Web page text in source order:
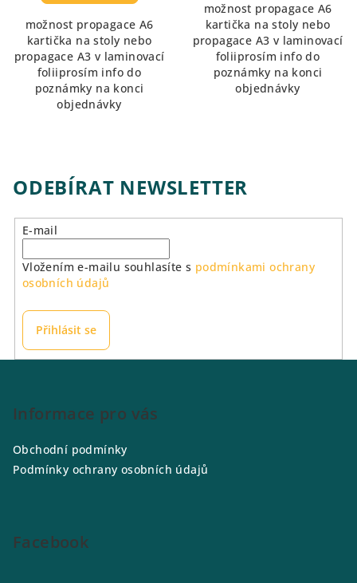
možnost propagace A6
kartička na stoly nebo
propagace A3 v laminovací
foliiprosím info do
poznámky na konci
objednávky
z
5
hvězdiček.
možnost propagace A6
kartička na stoly nebo
propagace A3 v laminovací
foliiprosím info do
poznámky na konci
objednávky
ODEBÍRAT NEWSLETTER
E-mail
Vložením e-mailu souhlasíte s podmínkami ochrany
osobních údajů
Přihlásit se
Informace pro vás
Obchodní podmínky
Podmínky ochrany osobních údajů
Facebook